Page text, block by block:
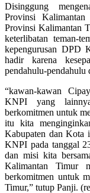
Disinggung
Provinsi
Provinsi Kalimantan
keterlibatan teman-
kepengurusan DPD
hadir karena
pendahulu-pendahulu
“kawan-kawan
KNPI yang
berkomitmen untuk
itu kita
Kabupaten dan Kota
KNPI pada tanggal
dan misi kita
Kalimantan Timur
berkomitmen untuk
Timur,” tutup Panji.